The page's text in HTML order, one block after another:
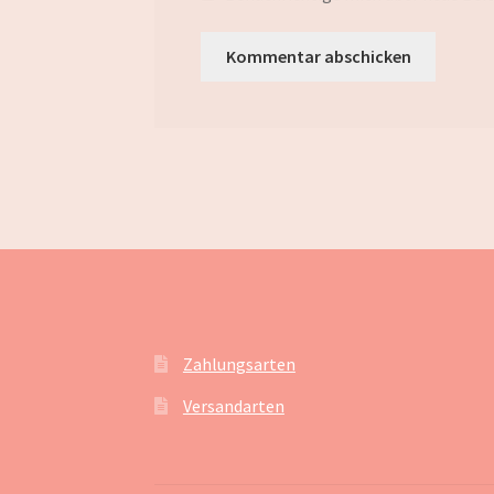
Zahlungsarten
Versandarten